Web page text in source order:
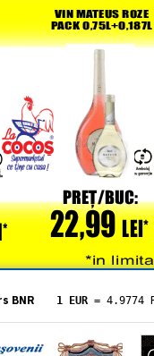
BNR 1 EUR = 4.9774
= 5.8304
1 XAU= 464.4611